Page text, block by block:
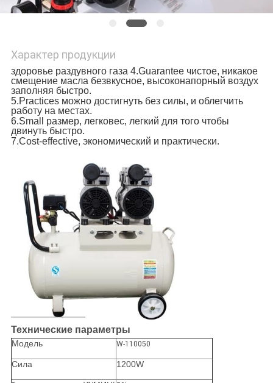
Характер продукции
здоровье раздувного газа 4.Guarantee чистое, никакое
смещение масла безвкусное, высоконапорный воздух
заполняя быстро.
5.Practices можно достигнуть без силы, и облегчить
работу на местах.
6.Small размер, легковес, легкий для того чтобы
двинуть быстро.
7.Cost-effective, экономический и практически.
Технические параметры
Модель W-110050
Сила 1200W